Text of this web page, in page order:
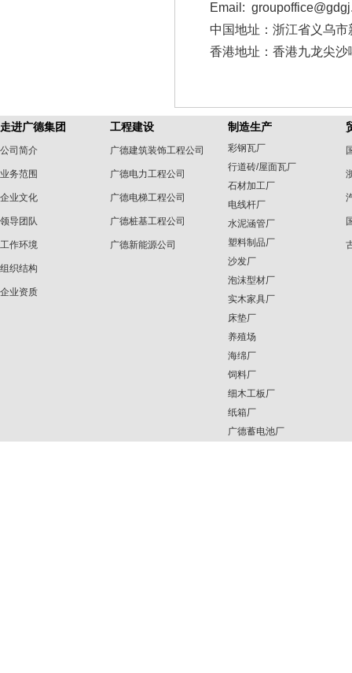
Email:
中国地址：浙江省义乌
香港地址：香港九龙尖
走进广德集团
公司简介
业务范围
企业文化
领导团队
工作环境
组织结构
企业资质
工程建设
广德建筑装饰工程公司
广德电力工程公司
广德电梯工程公司
广德桩基工程公司
广德新能源公司
制造生产
彩钢瓦厂
行道砖/屋面瓦厂
石材加工厂
电线杆厂
水泥涵管厂
塑料制品厂
沙发厂
泡沫型材厂
实木家具厂
床垫厂
养殖场
海绵厂
饲料厂
细木工板厂
纸箱厂
广德蓄电池厂